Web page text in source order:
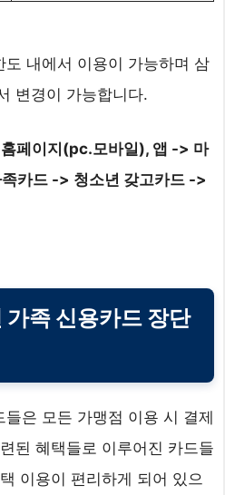
내에서 이용이 가능하며 삼
변경이 가능합니다.
페이지(pc.모바일), 앱 -> 마
카드 -> 청소년 갖고카드 ->
족 신용카드 장단
은 모든 가맹점 이용 시 결제
된 혜택들로 이루어진 카드들
이용이 편리하게 되어 있으